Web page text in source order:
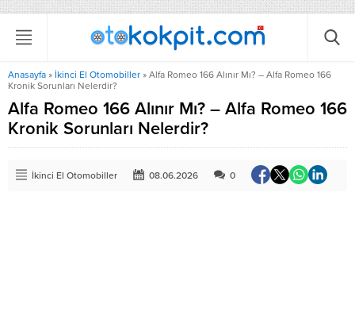
Anasayfa » İkinci El Otomobiller » Alfa Romeo 166 Alınır Mı? – Alfa Romeo 166
Kronik Sorunları Nelerdir?
Alfa Romeo 166 Alınır Mı? – Alfa Romeo 166
Kronik Sorunları Nelerdir?
İkinci El Otomobiller 08.06.2026 0